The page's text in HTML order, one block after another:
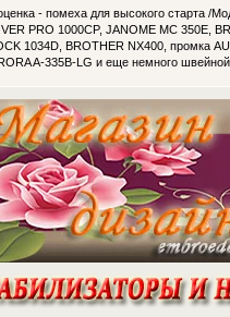
- помеха для высокого старта /
PRO 1000CP, JANOME MC 350E,
1034D, BROTHER NX400, промка
A-335B-LG и еще немного швейной